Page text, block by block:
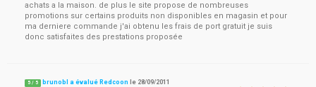
achats a la maison. de plus le site propose de nombreuses
promotions sur certains produits non disponibles en magasin et pour
ma derniere commande j'ai obtenu les frais de port gratuit je suis
donc satisfaites des prestations proposée
5 / 5 brunobl a évalué Redcoon le 28/09/2011